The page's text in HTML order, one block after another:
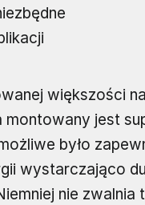
większości
montowany jest
było
wystarczająco
nie